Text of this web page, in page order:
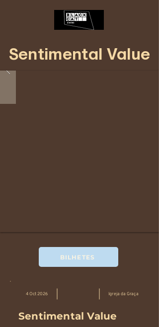
Sentimental Value
BILHETES
4 Oct 2026 Igreja da Graça
Sentimental Value